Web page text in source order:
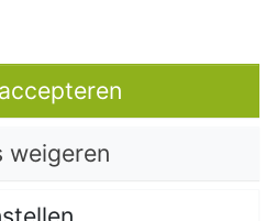
All rights reserved. All media and
weigeren